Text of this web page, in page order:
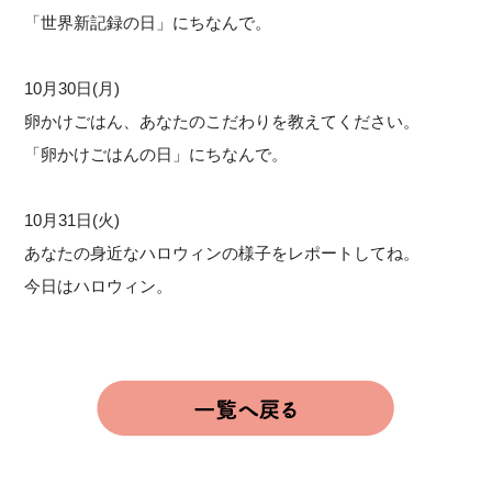
「世界新記録の日」にちなんで。
10月30日(月)
卵かけごはん、あなたのこだわりを教えてください。
「卵かけごはんの日」にちなんで。
10月31日(火)
あなたの身近なハロウィンの様子をレポートしてね。
今日はハロウィン。